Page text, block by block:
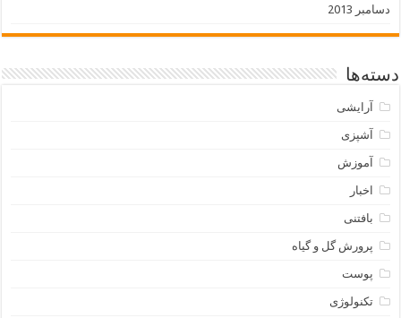
دسامبر 2013
دسته‌ها
آرایشی
آشپزی
آموزش
اخبار
بافتنی
پرورش گل و گیاه
پوست
تکنولوژی